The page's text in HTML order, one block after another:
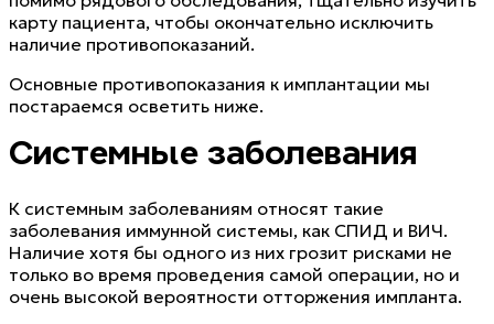
карту пациента, чтобы окончательно исключить
наличие противопоказаний.
Основные противопоказания к имплантации мы
постараемся осветить ниже.
Системные заболевания
К системным заболеваниям относят такие
заболевания иммунной системы, как СПИД и ВИЧ.
Наличие хотя бы одного из них грозит рисками не
только во время проведения самой операции, но и
очень высокой вероятности отторжения импланта.